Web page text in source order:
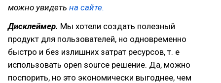
можно увидеть на сайте.
Дисклеймер. Мы хотели создать полезный
продукт для пользователей, но одновременно
быстро и без излишних затрат ресурсов, т. е
использовать open source решение. Да, можно
поспорить, но это экономически выгоднее, чем